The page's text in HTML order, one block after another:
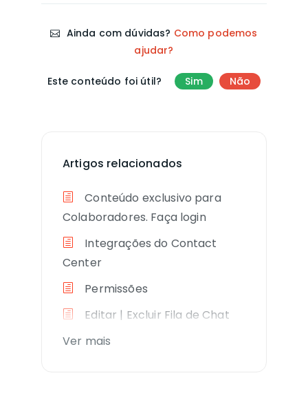
Ainda com dúvidas? Como podemos
ajudar?
Este conteúdo foi útil? Sim Não
Artigos relacionados
Conteúdo exclusivo para
Colaboradores. Faça login
Integrações do Contact
Center
Permissões
Editar | Excluir Fila de Chat
Ver mais